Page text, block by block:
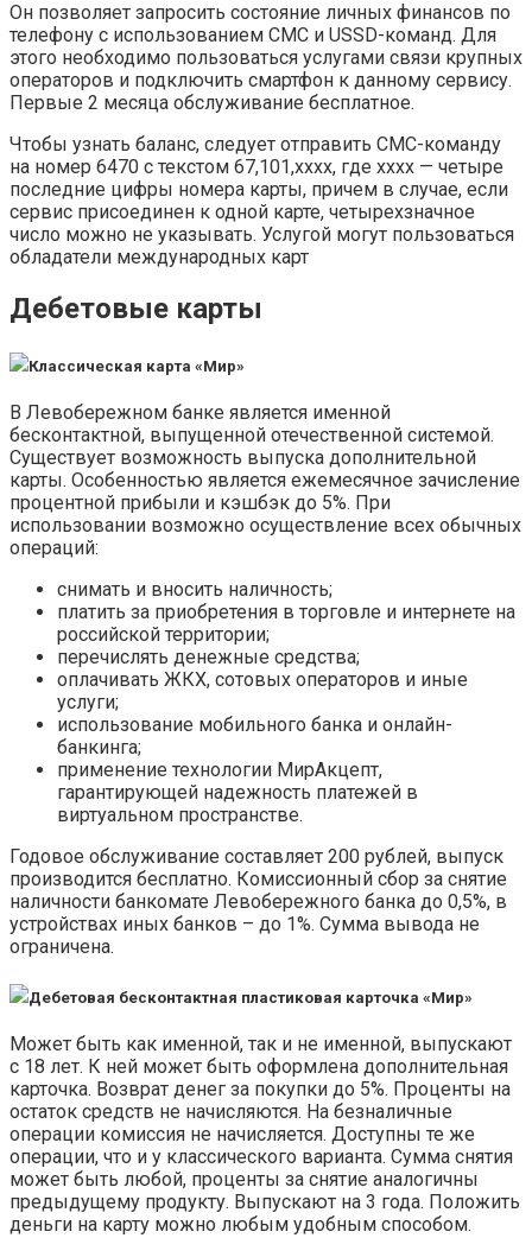
Он позволяет запросить состояние личных финансов по
телефону с использованием СМС и USSD-команд. Для
этого необходимо пользоваться услугами связи крупных
операторов и подключить смартфон к данному сервису.
Первые 2 месяца обслуживание бесплатное.
Чтобы узнать баланс, следует отправить СМС-команду
на номер 6470 с текстом 67,101,xxxx, где xxxx — четыре
последние цифры номера карты, причем в случае, если
сервис присоединен к одной карте, четырехзначное
число можно не указывать. Услугой могут пользоваться
обладатели международных карт
Дебетовые карты
Классическая карта «Мир»
В Левобережном банке является именной
бесконтактной, выпущенной отечественной системой.
Существует возможность выпуска дополнительной
карты. Особенностью является ежемесячное зачисление
процентной прибыли и кэшбэк до 5%. При
использовании возможно осуществление всех обычных
операций:
снимать и вносить наличность;
платить за приобретения в торговле и интернете на
российской территории;
перечислять денежные средства;
оплачивать ЖКХ, сотовых операторов и иные
услуги;
использование мобильного банка и онлайн-
банкинга;
применение технологии МирАкцепт,
гарантирующей надежность платежей в
виртуальном пространстве.
Годовое обслуживание составляет 200 рублей, выпуск
производится бесплатно. Комиссионный сбор за снятие
наличности банкомате Левобережного банка до 0,5%, в
устройствах иных банков – до 1%. Сумма вывода не
ограничена.
Дебетовая бесконтактная пластиковая карточка «Мир»
Может быть как именной, так и не именной, выпускают
с 18 лет. К ней может быть оформлена дополнительная
карточка. Возврат денег за покупки до 5%. Проценты на
остаток средств не начисляются. На безналичные
операции комиссия не начисляется. Доступны те же
операции, что и у классического варианта. Сумма снятия
может быть любой, проценты за снятие аналогичны
предыдущему продукту. Выпускают на 3 года. Положить
деньги на карту можно любым удобным способом.